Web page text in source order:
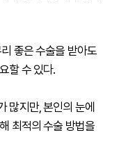
좋은 수술을 받아도
할 수 있다.
많지만, 본인의 눈에
최적의 수술 방법을